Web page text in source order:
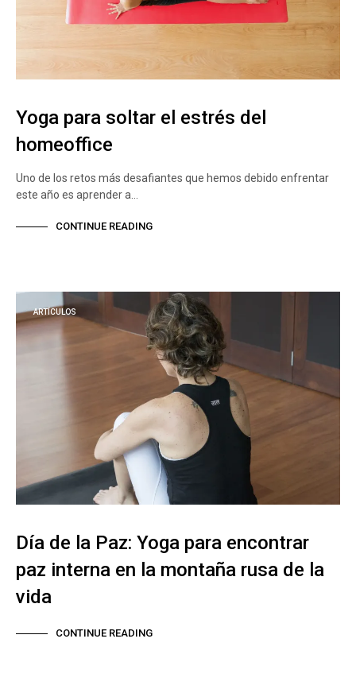
Yoga para soltar el estrés del
homeoffice
Uno de los retos más desafiantes que hemos debido enfrentar
este año es aprender a…
CONTINUE READING
ARTÍCULOS
Día de la Paz: Yoga para encontrar
paz interna en la montaña rusa de la
vida
CONTINUE READING